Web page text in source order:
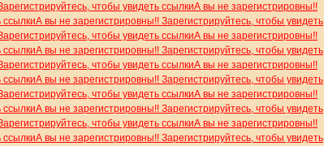
чтобы увидеть ссылкиА вы не зарегистрировны!!
ссылкиА вы не зарегистрировны!! Зарегистрируйтесь, чтобы увидеть
чтобы увидеть ссылкиА вы не зарегистрировны!!
ссылкиА вы не зарегистрировны!! Зарегистрируйтесь, чтобы увидеть
чтобы увидеть ссылкиА вы не зарегистрировны!!
ссылкиА вы не зарегистрировны!! Зарегистрируйтесь, чтобы увидеть
чтобы увидеть ссылкиА вы не зарегистрировны!!
ссылкиА вы не зарегистрировны!! Зарегистрируйтесь, чтобы увидеть
чтобы увидеть ссылкиА вы не зарегистрировны!!
ссылкиА вы не зарегистрировны!! Зарегистрируйтесь, чтобы увидеть